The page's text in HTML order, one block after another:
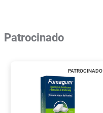
Patrocinado
PATROCINADO